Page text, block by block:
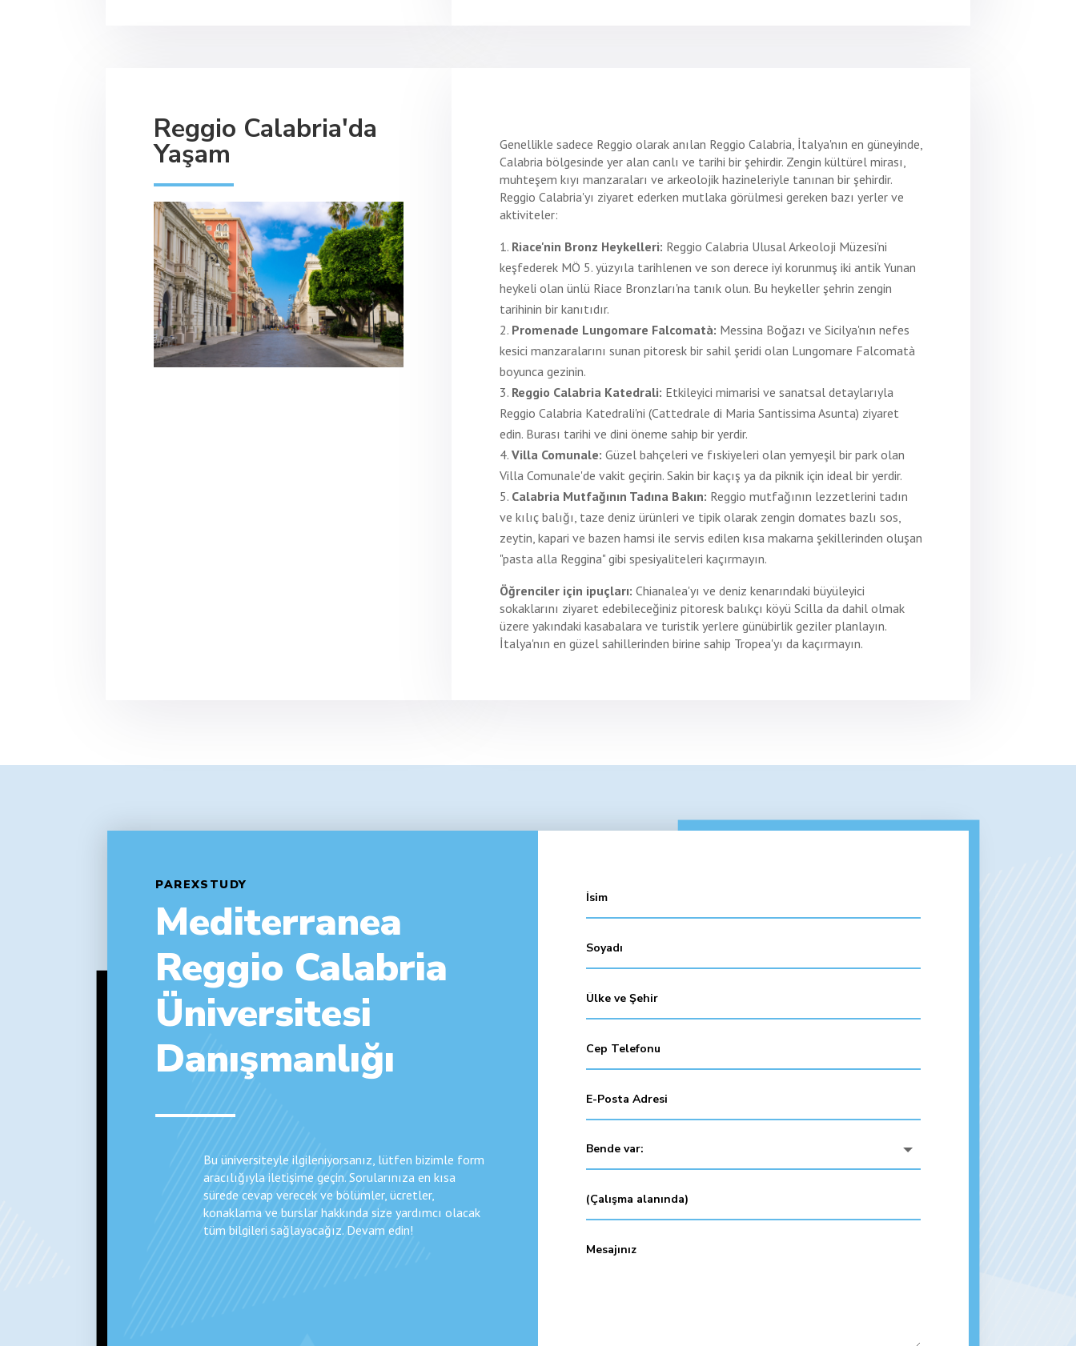
Reggio Calabria'da
Yaşam
Genellikle sadece Reggio olarak anılan Reggio Calabria, İtalya'nın en güneyinde,
Calabria bölgesinde yer alan canlı ve tarihi bir şehirdir. Zengin kültürel mirası,
muhteşem kıyı manzaraları ve arkeolojik hazineleriyle tanınan bir şehirdir.
Reggio Calabria'yı ziyaret ederken mutlaka görülmesi gereken bazı yerler ve
aktiviteler:
Riace'nin Bronz Heykelleri: Reggio Calabria Ulusal Arkeoloji Müzesi'ni
keşfederek MÖ 5. yüzyıla tarihlenen ve son derece iyi korunmuş iki antik Yunan
heykeli olan ünlü Riace Bronzları'na tanık olun. Bu heykeller şehrin zengin
tarihinin bir kanıtıdır.
Promenade Lungomare Falcomatà: Messina Boğazı ve Sicilya'nın nefes
kesici manzaralarını sunan pitoresk bir sahil şeridi olan Lungomare Falcomatà
boyunca gezinin.
Reggio Calabria Katedrali: Etkileyici mimarisi ve sanatsal detaylarıyla
Reggio Calabria Katedrali'ni (Cattedrale di Maria Santissima Asunta) ziyaret
edin. Burası tarihi ve dini öneme sahip bir yerdir.
Villa Comunale: Güzel bahçeleri ve fıskiyeleri olan yemyeşil bir park olan
Villa Comunale'de vakit geçirin. Sakin bir kaçış ya da piknik için ideal bir yerdir.
Calabria Mutfağının Tadına Bakın: Reggio mutfağının lezzetlerini tadın
ve kılıç balığı, taze deniz ürünleri ve tipik olarak zengin domates bazlı sos,
zeytin, kapari ve bazen hamsi ile servis edilen kısa makarna şekillerinden oluşan
"pasta alla Reggina" gibi spesiyaliteleri kaçırmayın.
Öğrenciler için ipuçları: Chianalea'yı ve deniz kenarındaki büyüleyici
sokaklarını ziyaret edebileceğiniz pitoresk balıkçı köyü Scilla da dahil olmak
üzere yakındaki kasabalara ve turistik yerlere günübirlik geziler planlayın.
İtalya'nın en güzel sahillerinden birine sahip Tropea'yı da kaçırmayın.
PAREXSTUDY
Mediterranea
Reggio Calabria
Üniversitesi
Danışmanlığı
Bu üniversiteyle ilgileniyorsanız, lütfen bizimle form
aracılığıyla iletişime geçin. Sorularınıza en kısa
sürede cevap verecek ve bölümler, ücretler,
konaklama ve burslar hakkında size yardımcı olacak
tüm bilgileri sağlayacağız. Devam edin!